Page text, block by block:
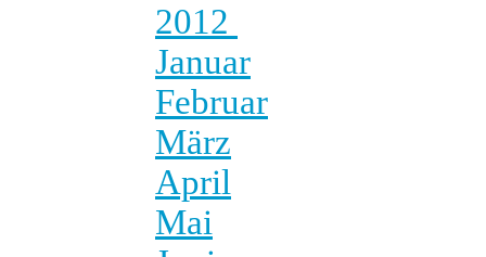
2012
Januar
Februar
März
April
Mai